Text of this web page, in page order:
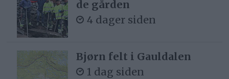
de gården
4 dager siden
Bjørn felt i Gauldalen
1 dag siden